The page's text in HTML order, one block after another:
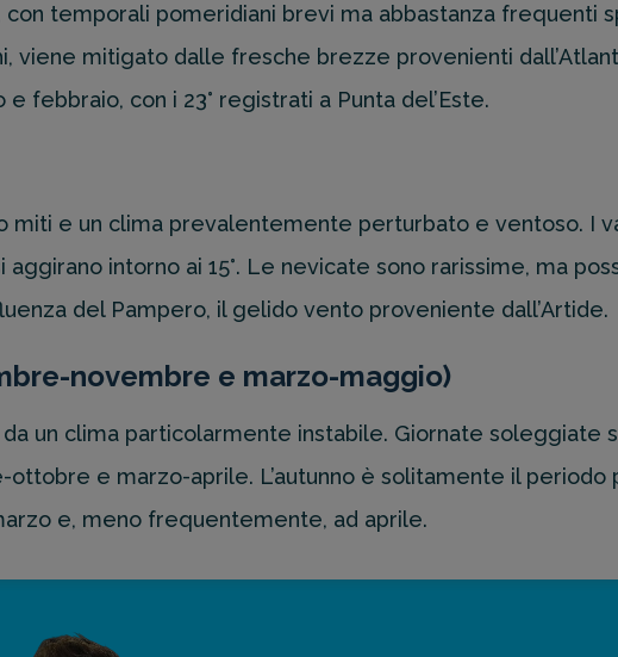
temporali pomeridiani brevi ma abbastanza frequenti
mitigato dalle fresche brezze provenienti
febbraio, con i 23° registrati a Punta del’Este.
e un clima prevalentemente perturbato e ventoso. I
intorno ai 15°. Le nevicate sono rarissime, ma
del Pampero, il gelido vento proveniente dall’Artide.
novembre e marzo-maggio)
un clima particolarmente instabile. Giornate soleggiate
e marzo-aprile. L’autunno è solitamente il periodo
e, meno frequentemente, ad aprile.